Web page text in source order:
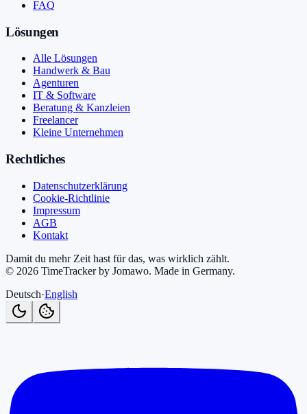
FAQ
Lösungen
Alle Lösungen
Handwerk & Bau
Agenturen
IT & Software
Beratung & Kanzleien
Freelancer
Kleine Unternehmen
Rechtliches
Datenschutzerklärung
Cookie-Richtlinie
Impressum
AGB
Kontakt
Damit du mehr Zeit hast für das, was wirklich zählt.
© 2026 TimeTracker by Jomawo. Made in Germany.
Deutsch·English